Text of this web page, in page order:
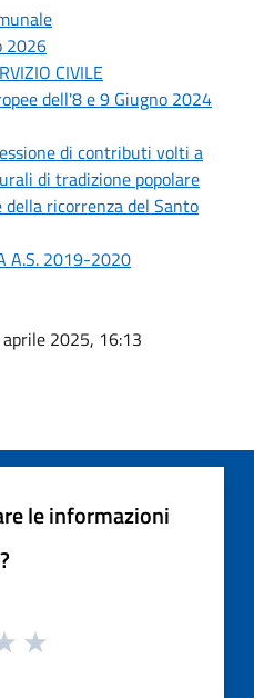
2026
CIVILE
dell'8 e 9 Giugno 2024
di contributi volti a
di tradizione popolare
ricorrenza del Santo
A.S. 2019-2020
aprile 2025, 16:13
le informazioni